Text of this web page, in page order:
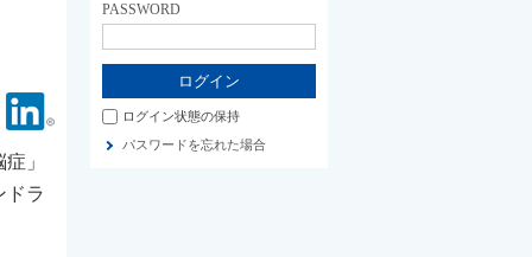
Facebook Linkedin
」
ドラ
PASSWORD
ログイン状態の保持
パスワードを忘れた場合